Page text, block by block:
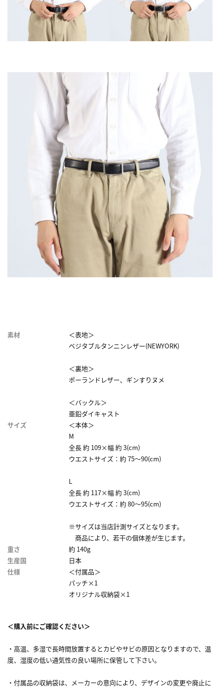
素材
＜表地＞
ベジタブルタンニンレザー(NEWYORK)
＜裏地＞
ポーランドレザー、ギンすりヌメ
＜バックル＞
亜鉛ダイキャスト
サイズ
＜本体＞
M
全長 約 109×幅 約 3(cm)
ウエストサイズ：約 75～90(cm)
L
全長 約 117×幅 約 3(cm)
ウエストサイズ：約 80～95(cm)
※サイズは当店計測サイズとなります。
商品により、若干の個体差が生じます。
重さ
約 140g
生産国
日本
仕様
＜付属品＞
パッチ×1
オリジナル収納袋×1
＜購入前にご確認ください＞
・高温、多湿で長時間放置するとカビやサビの原因となりますので、温
度、湿度の低い通気性の良い場所に保管して下さい。
・付属品の収納袋は、メーカーの意向により、デザインの変更や廃止に